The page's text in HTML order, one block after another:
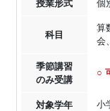
授業形式 個
科目
算
会
季節講習
のみ受講
○
対象学年 小